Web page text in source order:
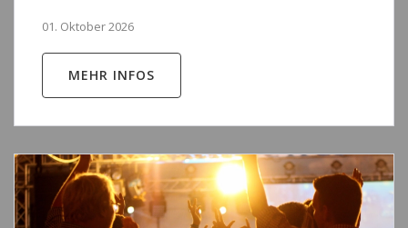
01. Oktober 2026
MEHR INFOS